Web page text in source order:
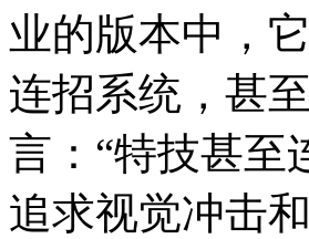
业的版本中，
连招系统，甚
言：“特技甚至
追求视觉冲击